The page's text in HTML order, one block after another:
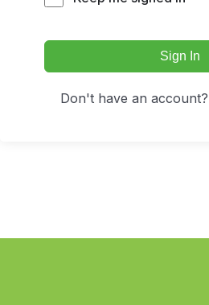
Sign In
Don't have an account?